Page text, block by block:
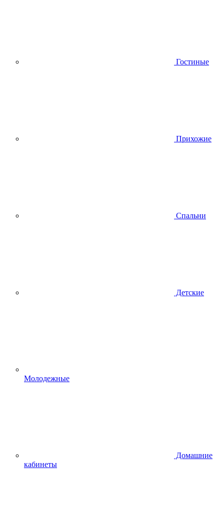
Гостиные
Прихожие
Спальни
Детские
Молодежные
Домашние
кабинеты